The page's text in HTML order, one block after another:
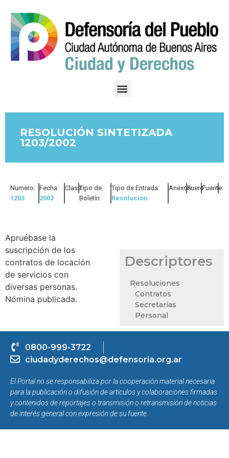
RESOLUCIÓN SINTETIZADA
1203/2002
Numero:
1203
Fecha:
2002
Clase:Tipo de
Boletín:
Tipo de Entrada:
Resolucion
Anexos:Fuero:Fuente:
Apruébase la
suscripción de los
contratos de locación
de servicios con
diversas personas.
Nómina publicada.
Descriptores
Resoluciones
Contratos
Secretarías
Personal
0800-999-3722
ciudadyderechos@defensoria.org.ar
El Portal no se responsabiliza por la cooperación material necesaria
para la publicación o difusión de artículos y colaboraciones firmadas
y contenidos de reportajes o transmisión o retransmisión de noticias
de interés general con expresión de su fuente.